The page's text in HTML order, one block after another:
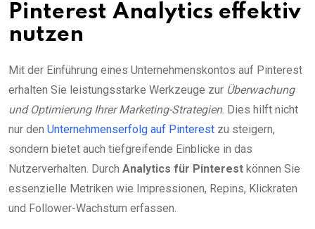
Pinterest Analytics effektiv
nutzen
Mit der Einführung eines Unternehmenskontos auf Pinterest
erhalten Sie leistungsstarke Werkzeuge zur Überwachung
und Optimierung Ihrer Marketing-Strategien. Dies hilft nicht
nur den Unternehmenserfolg auf Pinterest zu steigern,
sondern bietet auch tiefgreifende Einblicke in das
Nutzerverhalten. Durch Analytics für Pinterest können Sie
essenzielle Metriken wie Impressionen, Repins, Klickraten
und Follower-Wachstum erfassen.